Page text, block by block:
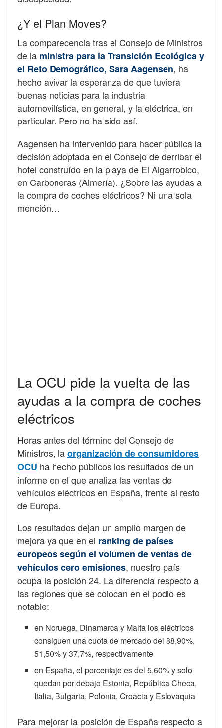
¿Y el Plan Moves?
La comparecencia tras el Consejo de Ministros
de la ministra para la Transición Ecológica y
el Reto Demográfico, Sara Aagensen, ha
hecho avivar la esperanza de que tuviera
buenas noticias para la industria
automovilística, en general, y la eléctrica, en
particular. Pero no ha sido así.
Aagensen ha intervenido para hacer pública la
decisión adoptada en el Consejo de derribar el
hotel construído en la playa de El Algarrobico,
en Carboneras (Almería). ¿Sobre las ayudas a
la compra de coches eléctricos? Ni una sola
mención…
La OCU pide la vuelta de las
ayudas a la compra de coches
eléctricos
Horas antes del término del Consejo de
Ministros, laorganización de consumidores
OCU ha hecho públicos los resultados de un
informe en el que analiza las ventas de
vehículos eléctricos en España, frente al resto
de Europa.
Los resultados dejan un amplio margen de
mejora ya que en el ranking de países
europeos según el volumen de ventas de
vehículos cero emisiones, nuestro país
ocupa la posición 24. La diferencia respecto a
las regiones que se colocan en el podio es
notable:
en Noruega, Dinamarca y Malta los eléctricos
consiguen una cuota de mercado del 88,90%,
51,50% y 37,7%, respectivamente
en España, el porcentaje es del 5,60% y solo
quedan por debajo Estonia, República Checa,
Italia, Bulgaria, Polonia, Croacia y Eslovaquia
Para mejorar la posición de España respecto a